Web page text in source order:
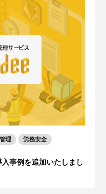
理 労務安全
事例を追加いたしまし